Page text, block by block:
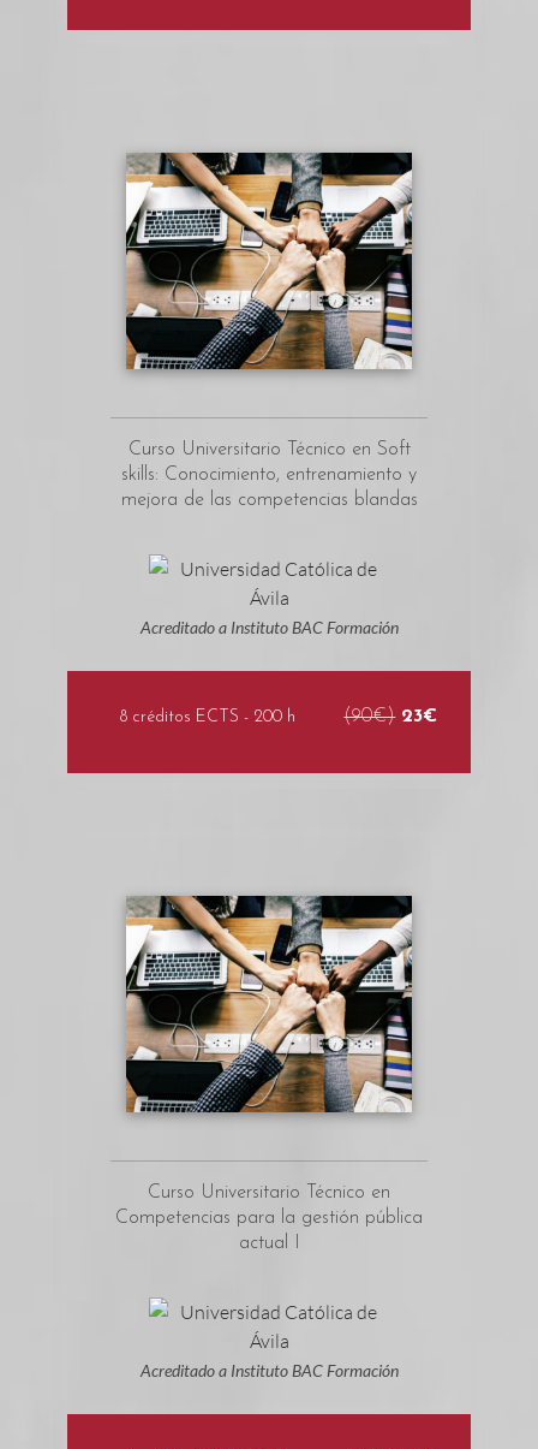
Curso Universitario Técnico en Soft
skills: Conocimiento, entrenamiento y
mejora de las competencias blandas
Acreditado a Instituto BAC Formación
8 créditos ECTS - 200 h (90€) 23€
Curso Universitario Técnico en
Competencias para la gestión pública
actual I
Acreditado a Instituto BAC Formación